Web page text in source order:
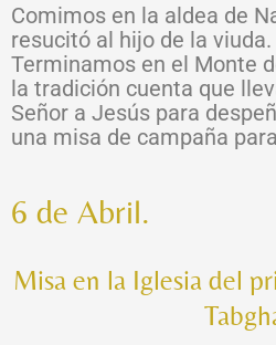
Comimos en la aldea de
resucitó al hijo de la viuda.
Terminamos en el Monte
la tradición cuenta que
Señor a Jesús para
una misa de campaña
6 de Abril.
Misa en la Iglesia del